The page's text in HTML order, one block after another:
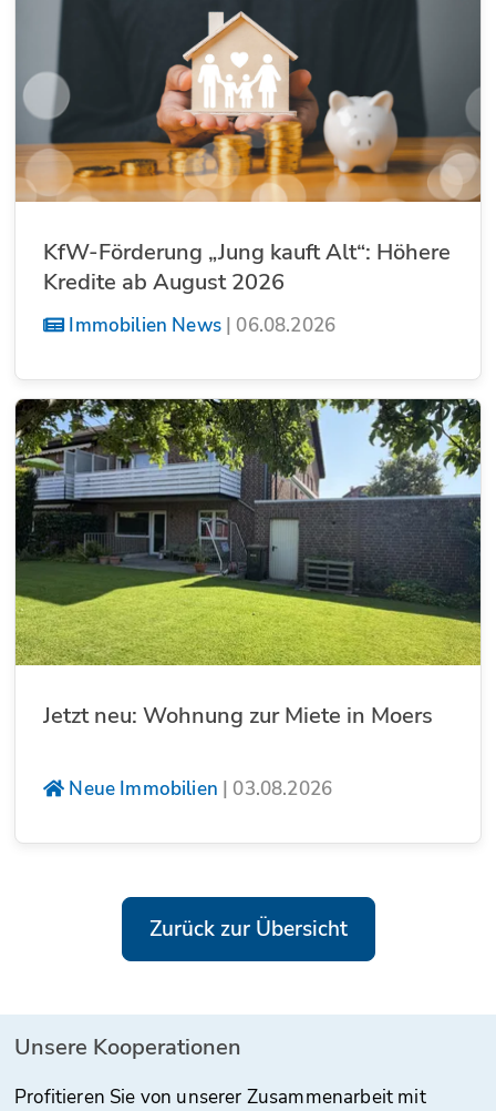
KfW-Förderung „Jung kauft Alt“: Höhere
Kredite ab August 2026
Immobilien News| 06.08.2026
Jetzt neu: Wohnung zur Miete in Moers
Neue Immobilien | 03.08.2026
Zurück zur Übersicht
Unsere Kooperationen
Profitieren Sie von unserer Zusammenarbeit mit